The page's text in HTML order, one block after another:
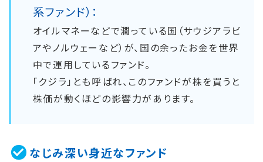
系ファンド）：
オイルマネーなどで潤っている国（サウジアラビ
アやノルウェーなど）が、国の余ったお金を世界
中で運用しているファンド。
「クジラ」とも呼ばれ、このファンドが株を買うと
株価が動くほどの影響力があります。
なじみ深い身近なファンド